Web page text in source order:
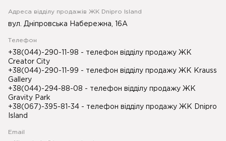
Адреса відділу продажів ЖК Dnipro Island
вул. Дніпровська Набережна, 16А
Телефон
+38(044)-290-11-98 - телефон відділу продажу ЖК
Creator City
+38(044)-290-11-99 - телефон відділу продажу ЖК Krauss
Gallery
+38(044)-294-88-08 - телефон відділу продажу ЖК
Gravity Park
+38(067)-395-81-34 - телефон відділу продажу ЖК Dnipro
Island
Email